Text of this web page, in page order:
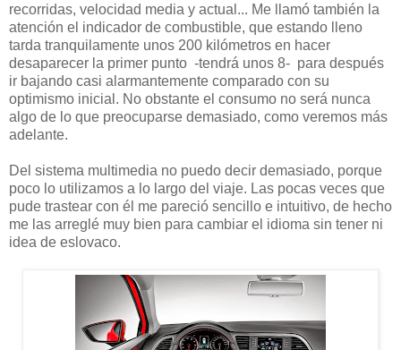
recorridas, velocidad media y actual... Me llamó también la
atención el indicador de combustible, que estando lleno
tarda tranquilamente unos 200 kilómetros en hacer
desaparecer la primer punto -tendrá unos 8- para después
ir bajando casi alarmantemente comparado con su
optimismo inicial. No obstante el consumo no será nunca
algo de lo que preocuparse demasiado, como veremos más
adelante.
Del sistema multimedia no puedo decir demasiado, porque
poco lo utilizamos a lo largo del viaje. Las pocas veces que
pude trastear con él me pareció sencillo e intuitivo, de hecho
me las arreglé muy bien para cambiar el idioma sin tener ni
idea de eslovaco.